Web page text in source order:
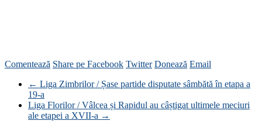
Comentează Share pe Facebook Twitter Donează Email
← Liga Zimbrilor / Șase partide disputate sâmbătă în etapa a
19-a
Liga Florilor / Vâlcea și Rapidul au câștigat ultimele meciuri
ale etapei a XVII-a →